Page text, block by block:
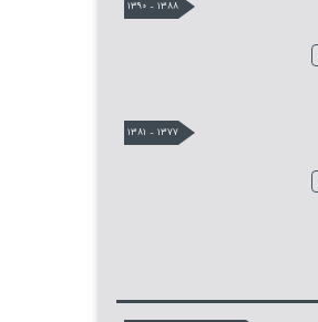
۱۳۸۸ - ۱۳۹۰
۱۳۷۷ - ۱۳۸۱